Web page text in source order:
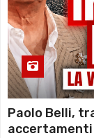
Paolo Belli,
accertamenti